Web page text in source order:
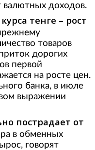
доходов.
тенге – рост
товаров
дорогих
первой
на росте цен.
банка, в июле
выражении
пострадает от
в обменных
говорят